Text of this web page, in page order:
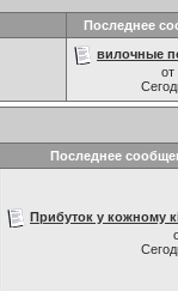
Последнее
вилочные
от
Последнее
Прибуток у кожному